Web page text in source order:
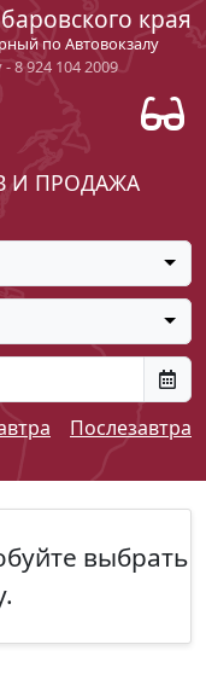
края
по Автовокзалу
8 924 104 2009
И ПРОДАЖА
Послезавтра
выбрать